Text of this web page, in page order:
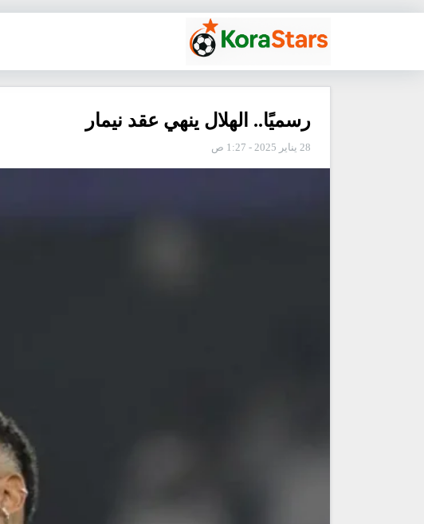
رسميًا.. الهلال ينهي عقد نيمار
28 يناير 2025 - 1:27 ص